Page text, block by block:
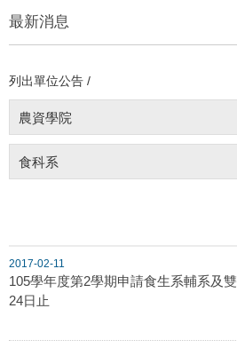
最新消息
列出單位公告 /
農資學院
食科系
2017-02-11
105學年度第2學期申請食生系輔系及
24日止